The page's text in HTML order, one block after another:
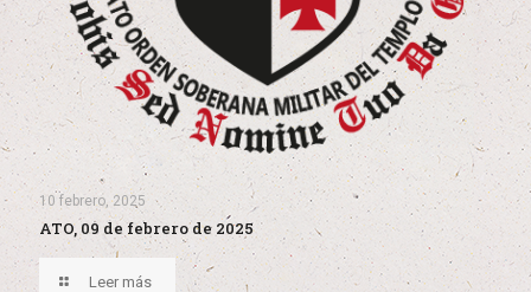
10 febrero, 2025
ATO, 09 de febrero de 2025
Leer más